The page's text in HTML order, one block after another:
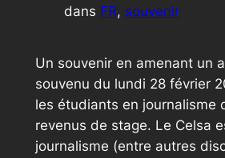
dans FR, souvenir
Un souvenir en amenant un
souvenu du lundi 28 février
les étudiants en journalisme
revenus de stage. Le Celsa
journalisme (entre autres